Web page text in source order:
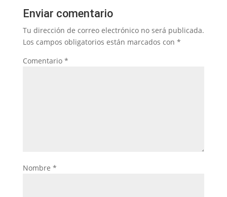
Enviar comentario
Tu dirección de correo electrónico no será publicada.
Los campos obligatorios están marcados con *
Comentario *
Nombre *